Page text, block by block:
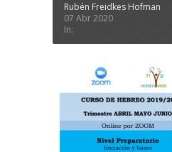
Rubén Freidkes Hofman
07 Abr 2020
In: